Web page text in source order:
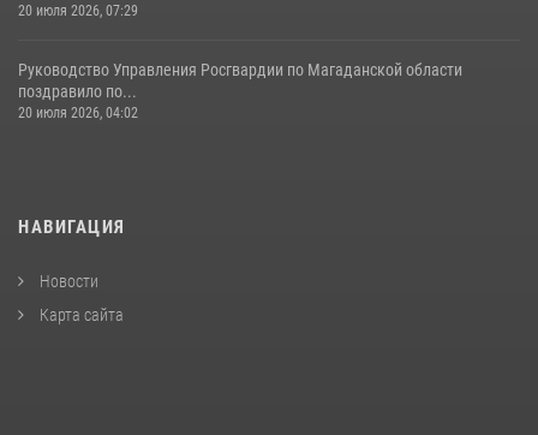
20 июля 2026, 07:29
Руководство Управления Росгвардии по Магаданской области
поздравило по...
20 июля 2026, 04:02
НАВИГАЦИЯ
Новости
Карта сайта